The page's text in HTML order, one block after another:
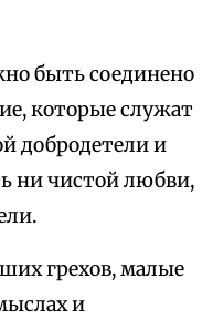
быть соединено
которые служат
добродетели и
ни чистой любви,
грехов, малые
и